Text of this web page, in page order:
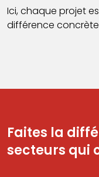
Ici, chaque projet
différence
Faites la
secteurs qui